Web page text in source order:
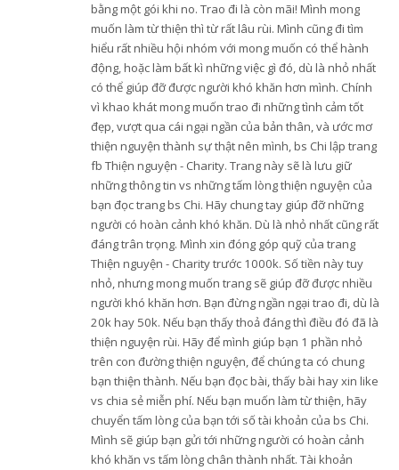
bằng một gói khi no. Trao đi là còn mãi! Mình mong
muốn làm từ thiện thì từ rất lâu rùi. Mình cũng đi tìm
hiểu rất nhiều hội nhóm với mong muốn có thể hành
động, hoặc làm bất kì những việc gì đó, dù là nhỏ nhất
có thể giúp đỡ được người khó khăn hơn mình. Chính
vì khao khát mong muốn trao đi những tình cảm tốt
đẹp, vượt qua cái ngại ngần của bản thân, và ước mơ
thiện nguyện thành sự thật nên mình, bs Chi lập trang
fb Thiện nguyện - Charity. Trang này sẽ là lưu giữ
những thông tin vs những tấm lòng thiện nguyện của
bạn đọc trang bs Chi. Hãy chung tay giúp đỡ những
người có hoàn cảnh khó khăn. Dù là nhỏ nhất cũng rất
đáng trân trọng. Mình xin đóng góp quỹ của trang
Thiện nguyện - Charity trước 1000k. Số tiền này tuy
nhỏ, nhưng mong muốn trang sẽ giúp đỡ được nhiều
người khó khăn hơn. Bạn đừng ngần ngại trao đi, dù là
20k hay 50k. Nếu bạn thấy thoả đáng thì điều đó đã là
thiện nguyện rùi. Hãy để mình giúp bạn 1 phần nhỏ
trên con đường thiện nguyện, để chúng ta có chung
bạn thiện thành. Nếu bạn đọc bài, thấy bài hay xin like
vs chia sẻ miễn phí. Nếu bạn muốn làm từ thiện, hãy
chuyển tấm lòng của bạn tới số tài khoản của bs Chi.
Mình sẽ giúp bạn gửi tới những người có hoàn cảnh
khó khăn vs tấm lòng chân thành nhất. Tài khoản